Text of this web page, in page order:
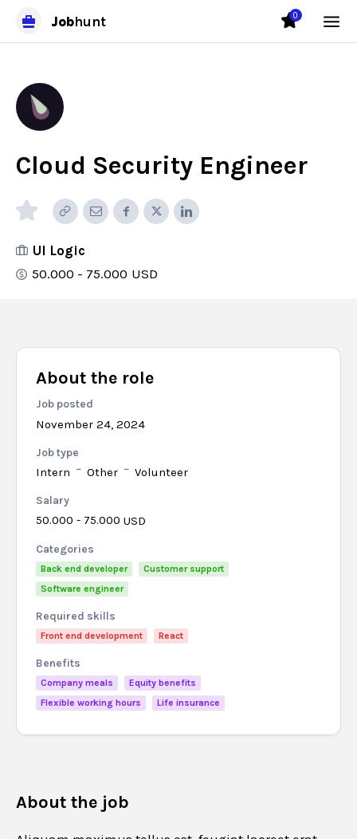
Jobhunt 0
Cloud Security Engineer
UI Logic
50.000 - 75.000 USD
About the job
About the role
Job posted
November 24, 2024
Job type
Intern Other Volunteer
Salary
50.000 - 75.000 USD
Categories
Back end developer
Customer support
Software engineer
Required skills
Front end development React
Benefits
Company meals
Equity benefits
Flexible working hours
Life insurance